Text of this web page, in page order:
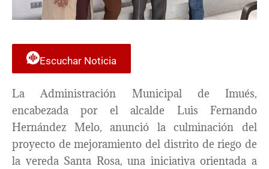
Escuchar Noticia
La Administración Municipal de Imués,
encabezada por el alcalde Luis Fernando
Hernández Melo, anunció la culminación del
proyecto de mejoramiento del distrito de riego de
la vereda Santa Rosa, una iniciativa orientada a